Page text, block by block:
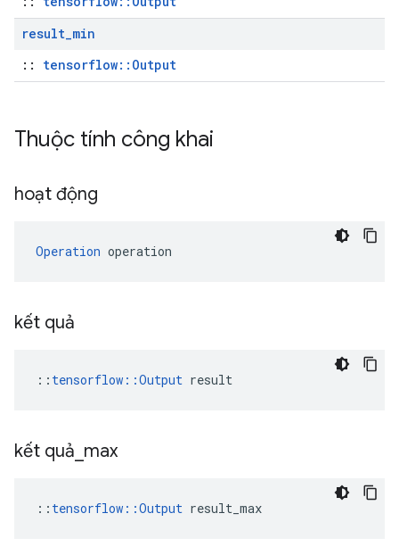
result_min
:: tensorflow::Output
Thuộc tính công khai
hoạt động
Operation operation
kết quả
:: tensorflow::Output result
kết quả max
:: tensorflow::Output result_max